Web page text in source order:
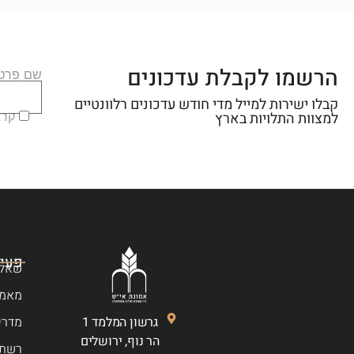
הרשמו לקבלת עדכונים
קבלו ישירות למייל מדי חודש עדכונים רלוונטיים
למצוות התלויות בארץ
שם
גרשון המלמד 1
הר נוף, ירושלים